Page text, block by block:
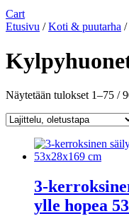
Cart
Etusivu /Koti & puutarha /
Näytetään tulokset 1–75 /
3-
ylle hopea